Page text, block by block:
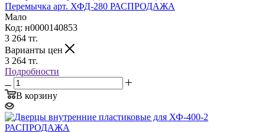
Перемычка арт. ХФД-280 РАСПРОДАЖА
Мало
Код: н0000140853
3 264 тг.
Варианты цен
3 264 тг.
Подробности
В корзину